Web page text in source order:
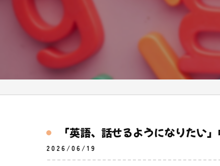
「英語、話せるようになりたい
2026/06/19